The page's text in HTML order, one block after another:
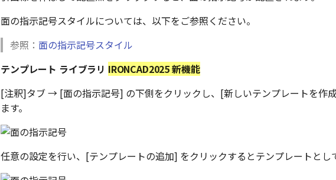
面の指示記号スタイルについては、以下をご参照ください。
参照： 面の指示記号スタイル
テンプレート ライブラリ IRONCAD2025 新機能
[注釈]タブ → [面の指示記号] の下側をクリックし、[新しいテンプレートを作
ます。
任意の設定を行い、[テンプレートの追加] をクリックするとテンプレートとし